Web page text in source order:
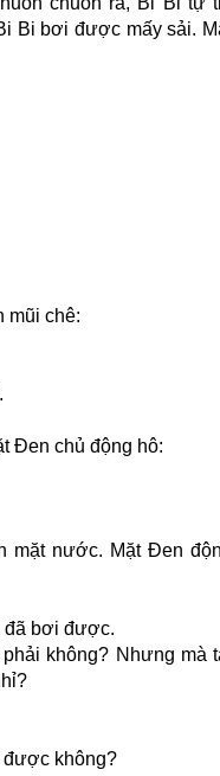
Bi bơi được mấy sải.
mũi chê:
Đen chủ động hô:
mặt nước. Mặt Đen
đã bơi được.
không? Nhưng mà
được không?